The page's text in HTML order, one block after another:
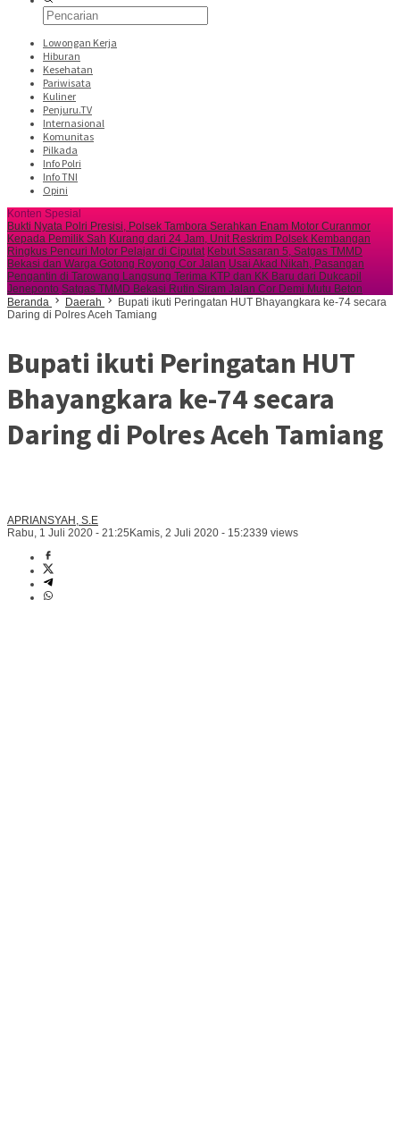
Lowongan Kerja
Hiburan
Kesehatan
Pariwisata
Kuliner
Penjuru.TV
Internasional
Komunitas
Pilkada
Info Polri
Info TNI
Opini
Konten Spesial
Bukti Nyata Polri Presisi, Polsek Tambora Serahkan Enam Motor Curanmor
Kepada Pemilik Sah Kurang dari 24 Jam, Unit Reskrim Polsek Kembangan
Ringkus Pencuri Motor Pelajar di Ciputat Kebut Sasaran 5, Satgas TMMD
Bekasi dan Warga Gotong Royong Cor Jalan Usai Akad Nikah, Pasangan
Pengantin di Tarowang Langsung Terima KTP dan KK Baru dari Dukcapil
Jeneponto Satgas TMMD Bekasi Rutin Siram Jalan Cor Demi Mutu Beton
Beranda
Daerah
Bupati ikuti Peringatan HUT Bhayangkara ke-74 secara
Daring di Polres Aceh Tamiang
Bupati ikuti Peringatan HUT
Bhayangkara ke-74 secara
Daring di Polres Aceh Tamiang
APRIANSYAH, S.E
Rabu, 1 Juli 2020 - 21:25 Kamis, 2 Juli 2020 - 15:2339 views